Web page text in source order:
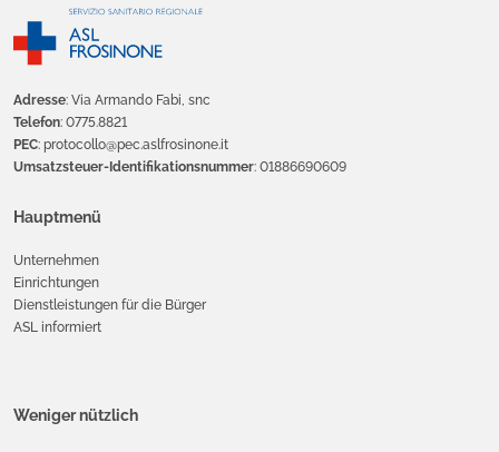
Adresse: Via Armando Fabi, snc
Telefon: 0775.8821
PEC: protocollo@pec.aslfrosinone.it
Umsatzsteuer-Identifikationsnummer: 01886690609
Hauptmenü
Unternehmen
Einrichtungen
Dienstleistungen für die Bürger
ASL informiert
Weniger nützlich